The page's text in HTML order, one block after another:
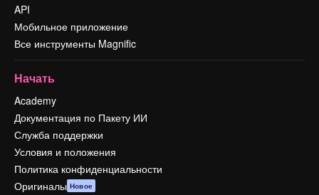
API
Мобильное приложение
Все инструменты Magnific
Начать
Academy
Документация по Пакету ИИ
Служба поддержки
Условия и положения
Политика конфиденциальности
Оригиналы Новое